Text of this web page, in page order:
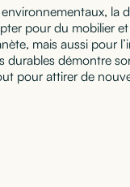
la
pour du mobilier
mais aussi pour
démontre
pour attirer de